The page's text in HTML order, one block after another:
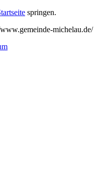
springen.
michelau.de/